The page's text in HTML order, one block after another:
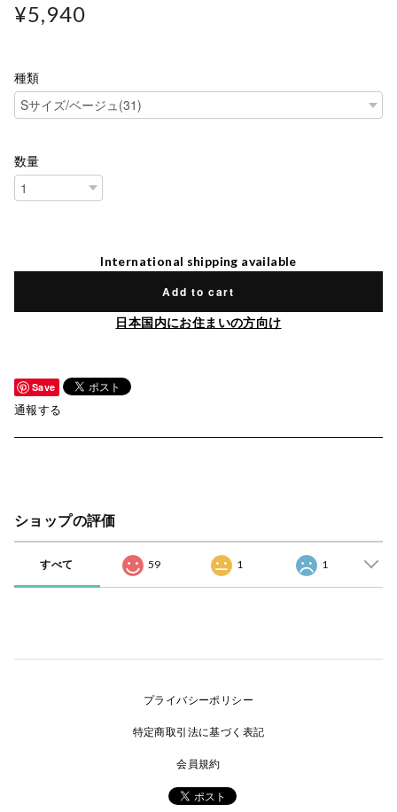
¥5,940
種類
数量
International shipping available
Add to cart
日本国内にお住まいの方向け
Save
通報する
ショップの評価
すべて 59 1 1
プライバシーポリシー
特定商取引法に基づく表記
会員規約